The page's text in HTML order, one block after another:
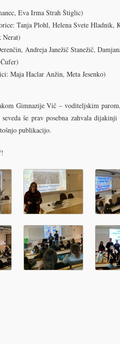
Eva Irma Strah Štiglic)
Tanja Plohl, Helena Svete Hladnik,
Nerat)
Andreja Janežič Stanežič,
Maja Haclar Anžin, Meta Jesenko)
Gimnazije Vič – voditeljskim
še prav posebna zahvala
publikacijo.